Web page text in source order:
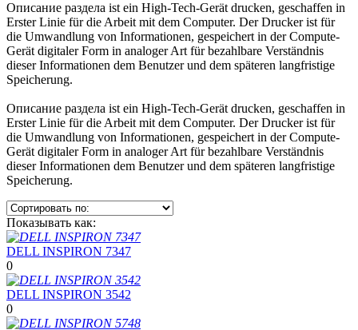
Описание раздела ist ein High-Tech-Gerät drucken, geschaffen in
Erster Linie für die Arbeit mit dem Computer. Der Drucker ist für
die Umwandlung von Informationen, gespeichert in der Compute-
Gerät digitaler Form in analoger Art für bezahlbare Verständnis
dieser Informationen dem Benutzer und dem späteren langfristige
Speicherung.
Описание раздела ist ein High-Tech-Gerät drucken, geschaffen in
Erster Linie für die Arbeit mit dem Computer. Der Drucker ist für
die Umwandlung von Informationen, gespeichert in der Compute-
Gerät digitaler Form in analoger Art für bezahlbare Verständnis
dieser Informationen dem Benutzer und dem späteren langfristige
Speicherung.
Показывать как:
DELL INSPIRON 7347
0
DELL INSPIRON 3542
0